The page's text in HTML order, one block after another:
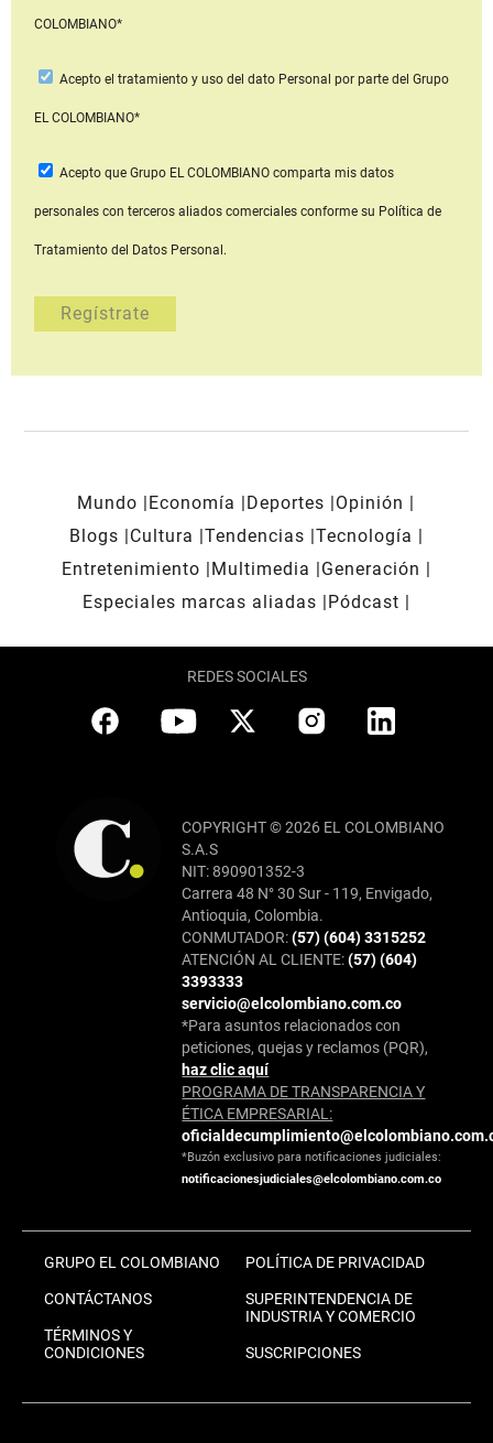
COLOMBIANO*
Acepto el tratamiento y uso del dato Personal por parte del Grupo
EL COLOMBIANO*
Acepto que Grupo EL COLOMBIANOcomparta mis datos
personales con terceros aliados comerciales conforme su Política de
Tratamiento del Datos Personal.
Mundo Economía Deportes
Opinión
Blogs
Cultura Tendencias Tecnología
Entretenimiento
Multimedia
Generación
Especiales marcas aliadas
Pódcast
REDES SOCIALES
COPYRIGHT © 2026 EL COLOMBIANO
S.A.S
NIT: 890901352-3
Carrera 48 N° 30 Sur - 119, Envigado,
Antioquia, Colombia.
CONMUTADOR:(57) (604) 3315252
ATENCIÓN AL CLIENTE:(57) (604)
3393333
servicio@elcolombiano.com.co
*Para asuntos relacionados con
peticiones, quejas y reclamos (PQR),
haz clic aquí
PROGRAMA DE TRANSPARENCIA Y
ÉTICA EMPRESARIAL:
*Buzón exclusivo para notificaciones judiciales:
notificacionesjudiciales@elcolombiano.com.co
GRUPO EL COLOMBIANO
CONTÁCTANOS
TÉRMINOS Y
CONDICIONES
POLÍTICA DE PRIVACIDAD
SUPERINTENDENCIA DE
INDUSTRIA Y COMERCIO
SUSCRIPCIONES